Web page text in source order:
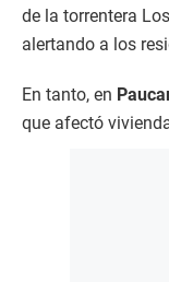
de la torrentera
alertando a los
En tanto, en
que afectó